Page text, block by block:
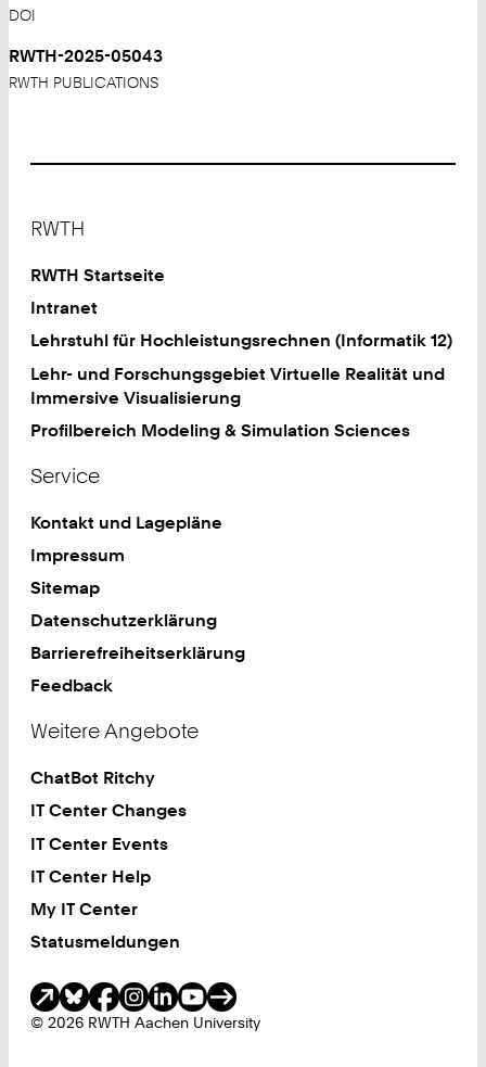
DOI
RWTH-2025-05043
RWTH PUBLICATIONS
RWTH
RWTH Startseite
Intranet
Lehrstuhl für Hochleistungsrechnen (Informatik 12)
Lehr- und Forschungsgebiet Virtuelle Realität und
Immersive Visualisierung
Profilbereich Modeling & Simulation Sciences
Service
Kontakt und Lagepläne
Impressum
Sitemap
Datenschutzerklärung
Barrierefreiheitserklärung
Feedback
Weitere Angebote
ChatBot Ritchy
IT Center Changes
IT Center Events
IT Center Help
My IT Center
Statusmeldungen
© 2026 RWTH Aachen University
Soziale Medien